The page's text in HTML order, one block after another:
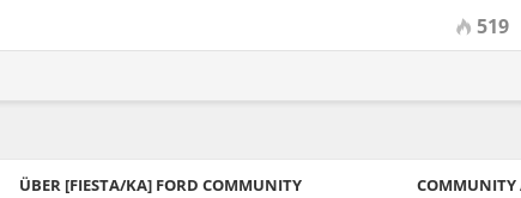
519
ÜBER [FIESTA/KA] FORD COMMUNITY COMMUNITY